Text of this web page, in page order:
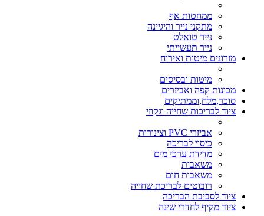
ממחטות אף
מתקני נייר והיגיינה
נייר טואלט
נייר תעשייתי
מזרונים מיטות ואירוח
מיטות ובסיסים
מכונות קפה ואביזרים
סוכר,מלח,וממתיקים
ציוד לבריכות שחייה וגקוזי
אביזרי PVC וצינורות
כיסוי לבריכה
מדידת ערכי מים
משאבות
משאבות חום
רובוטים לבריכת שחייה
ציוד לסביבת הבריכה
ציוד מקיף לחדרי שינה